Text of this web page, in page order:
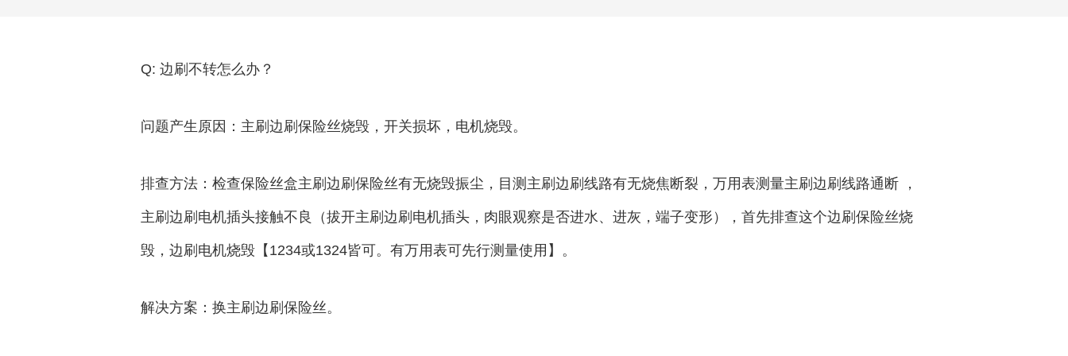
Q: 边刷不转怎么办？
问题产生原因：主刷边刷保险丝烧毁，开关损坏，电机烧毁。
排查方法：检查保险丝盒主刷边刷保险丝有无烧毁振尘，目测主刷边刷线路有无烧焦断裂，万用表测量主刷边刷线路通断 ，
主刷边刷电机插头接触不良（拔开主刷边刷电机插头，肉眼观察是否进水、进灰，端子变形），首先排查这个边刷保险丝烧
毁，边刷电机烧毁【1234或1324皆可。有万用表可先行测量使用】。
解决方案：换主刷边刷保险丝。